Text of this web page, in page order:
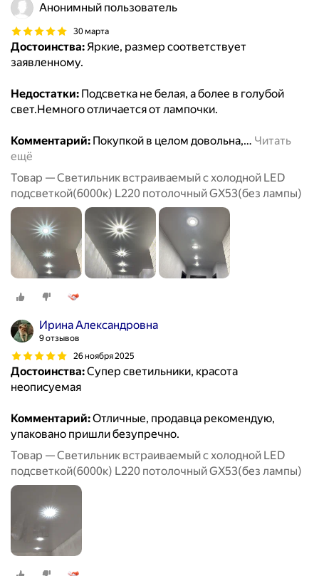
Анонимный пользователь
30 марта
Достоинства:Яркие, размер соответствует
заявленному.
Недостатки: Подсветка не белая, а более в голубой
свет.Немного отличается от лампочки.
Комментарий: Покупкой в целом довольна,… Читать
ещё
Товар — Светильник встраиваемый с холодной LED
подсветкой(6000к) L220 потолочный GX53(без лампы)
Ирина Александровна
9 отзывов
26 ноября 2025
Достоинства:Супер светильники, красота
неописуемая
Комментарий:Отличные, продавца рекомендую,
упаковано пришли безупречно.
Товар — Светильник встраиваемый с холодной LED
подсветкой(6000к) L220 потолочный GX53(без лампы)